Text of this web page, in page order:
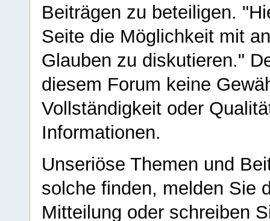
Beiträgen zu beteiligen.
Seite die Möglichkeit mit
Glauben zu diskutieren."
diesem Forum keine
Vollständigkeit oder
Informationen.
Unseriöse Themen und
solche finden, melden Sie
Mitteilung oder schreiben